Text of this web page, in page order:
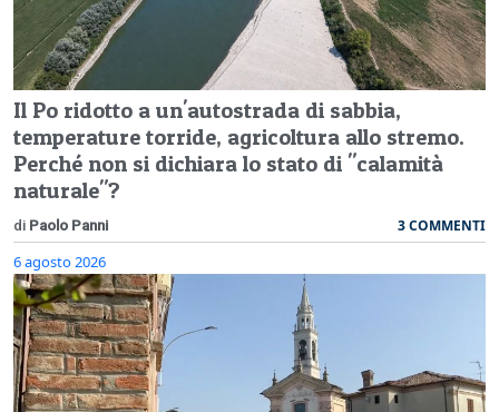
Il Po ridotto a un'autostrada di sabbia,
temperature torride, agricoltura allo stremo.
Perché non si dichiara lo stato di "calamità
naturale"?
di Paolo Panni 3 COMMENTI
6 agosto 2026